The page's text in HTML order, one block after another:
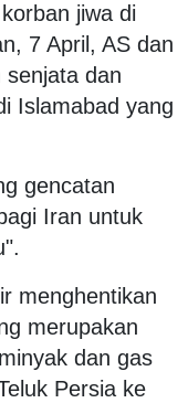
jiwa di
7 April, AS dan
dan
Islamabad yang
gencatan
Iran untuk
menghentikan
merupakan
dan gas
Persia ke